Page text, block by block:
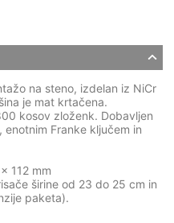
na steno, izdelan iz NiCr
je mat krtačena.
kosov zloženk. Dobavljen
Franke ključem in
112 mm
širine od 23 do 25 cm in
paketa).